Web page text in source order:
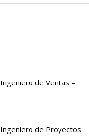
de Ventas –
de Proyectos